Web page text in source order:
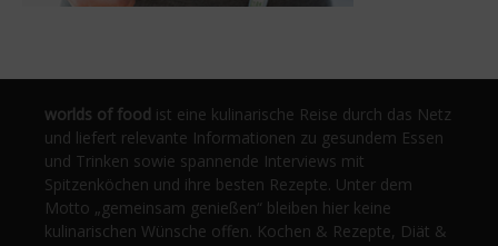
worlds of food ist eine kulinarische Reise durch das Netz
und liefert relevante Informationen zu gesundem Essen
und Trinken sowie spannende Interviews mit
Spitzenköchen und ihre besten Rezepte. Unter dem
Motto „gemeinsam genießen“ bleiben hier keine
kulinarischen Wünsche offen. Kochen & Rezepte, Diät &